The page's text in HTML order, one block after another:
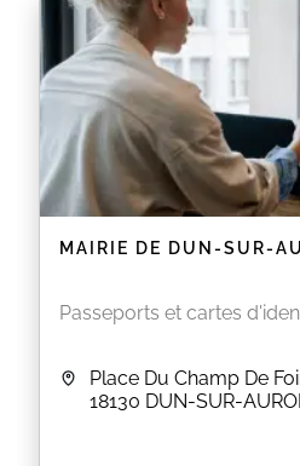
MAIRIE DE DUN-SUR-
Passeports et cartes
Place Du Champ De
18130 DUN-SUR-